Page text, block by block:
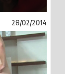
28/02/2014